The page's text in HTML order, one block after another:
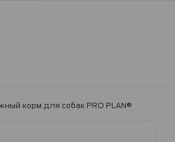
корм для собак PRO PLAN®